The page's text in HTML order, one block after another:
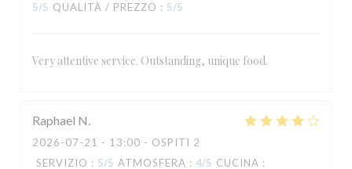
5/5 QUALITÀ / PREZZO : 5/5
Very attentive service. Outstanding, unique food.
Raphael N
2026-07-21 - 13:00 - OSPITI 2
SERVIZIO : 5/5 ATMOSFERA : 4/5 CUCINA :